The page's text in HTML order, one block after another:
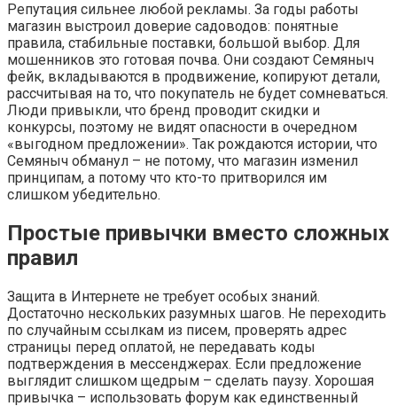
Репутация сильнее любой рекламы. За годы работы
магазин выстроил доверие садоводов: понятные
правила, стабильные поставки, большой выбор. Для
мошенников это готовая почва. Они создают Семяныч
фейк, вкладываются в продвижение, копируют детали,
рассчитывая на то, что покупатель не будет сомневаться.
Люди привыкли, что бренд проводит скидки и
конкурсы, поэтому не видят опасности в очередном
«выгодном предложении». Так рождаются истории, что
Семяныч обманул – не потому, что магазин изменил
принципам, а потому что кто-то притворился им
слишком убедительно.
Простые привычки вместо сложных
правил
Защита в Интернете не требует особых знаний.
Достаточно нескольких разумных шагов. Не переходить
по случайным ссылкам из писем, проверять адрес
страницы перед оплатой, не передавать коды
подтверждения в мессенджерах. Если предложение
выглядит слишком щедрым – сделать паузу. Хорошая
привычка – использовать форум как единственный